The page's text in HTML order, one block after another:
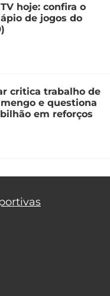
hoje: confira o
de jogos do
critica trabalho de
e questiona
em reforços